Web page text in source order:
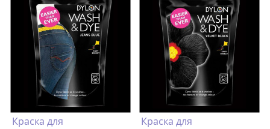
Краска для
Краска для